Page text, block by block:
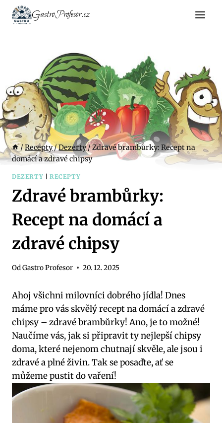
Přeskočit
GastroProfesor.cz
/Recepty/Dezerty/Zdravé brambůrky: Recept na
domácí a zdravé chipsy
DEZERTY RECEPTY
Zdravé brambůrky:
Recept na domácí a
zdravé chipsy
OdGastro Profesor 20. 12. 2025
Ahoj všichni milovníci dobrého jídla! Dnes
máme pro vás skvělý recept na domácí a zdravé
chipsy – zdravé brambůrky! Ano, je to možné!
Naučíme vás, jak si připravit ty nejlepší chipsy
doma, které nejenom chutnají skvěle, ale jsou i
zdravé a plné živin. Tak se posaďte, ať se
můžeme pustit do vaření!